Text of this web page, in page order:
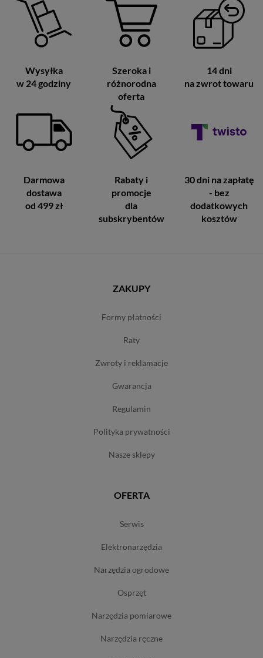
Wysyłka
w 24 godziny
Szeroka i
różnorodna
oferta
14 dni
na zwrot towaru
Darmowa
dostawa
od 499 zł
Rabaty i
promocje
dla
subskrybentów
30 dni na zapłatę
- bez
dodatkowych
kosztów
ZAKUPY
formy płatności
raty
zwroty i reklamacje
gwarancja
regulamin
polityka prywatności
nasze sklepy
OFERTA
serwis
elektronarzędzia
narzędzia ogrodowe
osprzęt
narzędzia pomiarowe
narzędzia ręczne